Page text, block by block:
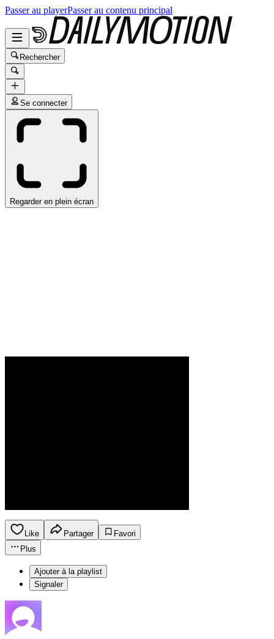
Passer au playerPasser au contenu principal
Rechercher
Se connecter
Regarder en plein écran
Like Partager
Favori
Plus
Ajouter à la playlist
Signaler